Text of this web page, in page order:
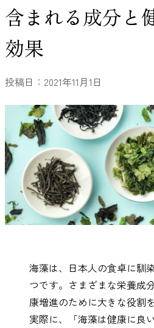
まつも 昆布
さんま かつお
いわし あじ
（
えび 鯨
含まれる成分と
効果
投稿日：2021年11月1日
海藻は、日本人の食卓に馴
つです。さまざまな栄養成
康増進のために大きな役割
実際に、「海藻は健康に良